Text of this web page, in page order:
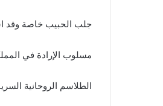
جلب الحبيب خاصة وقد
مسلوب الإرادة في
الطلاسم الروحانية